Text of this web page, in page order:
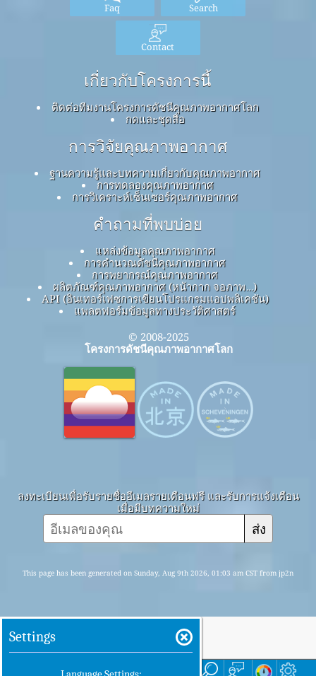
Faq Search
Contact
เกี่ยวกับโครงการนี้
ติดต่อทีมงานโครงการดัชนีคุณภาพอากาศโลก
กดและชุดสื่อ
การวิจัยคุณภาพอากาศ
ฐานความรู้และบทความเกี่ยวกับคุณภาพอากาศ
การทดลองคุณภาพอากาศ
การวิเคราะห์เซ็นเซอร์คุณภาพอากาศ
คำถามที่พบบ่อย
แหล่งข้อมูลคุณภาพอากาศ
การคำนวณดัชนีคุณภาพอากาศ
การพยากรณ์คุณภาพอากาศ
ผลิตภัณฑ์คุณภาพอากาศ (หน้ากาก จอภาพ…)
API (อินเทอร์เฟซการเขียนโปรแกรมแอปพลิเคชัน)
แพลตฟอร์มข้อมูลทางประวัติศาสตร์
© 2008-2025
โครงการดัชนีคุณภาพอากาศโลก
ลงทะเบียนเพื่อรับรายชื่ออีเมลรายเดือนฟรี และรับการแจ้งเตือน
เมื่อมีบทความใหม่
ส่ง
This page has been generated on Sunday, Aug 9th 2026, 01:03 am CST from jp2n
Settings